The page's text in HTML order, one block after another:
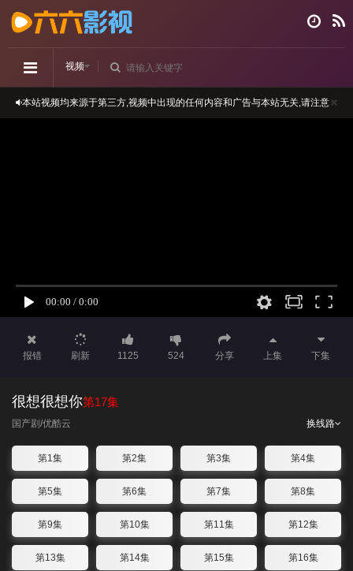
视频
本站视频均来源于第三方,视频中出现的任何内容和广告与本站无关,请注意
报错 刷新 1125 524 分享 上集 下集
很想很想你第17集
换线路
国产剧/优酷云
第1集 第2集 第3集 第4集
第5集 第6集 第7集 第8集
第9集 第10集 第11集 第12集
第13集 第14集 第15集 第16集